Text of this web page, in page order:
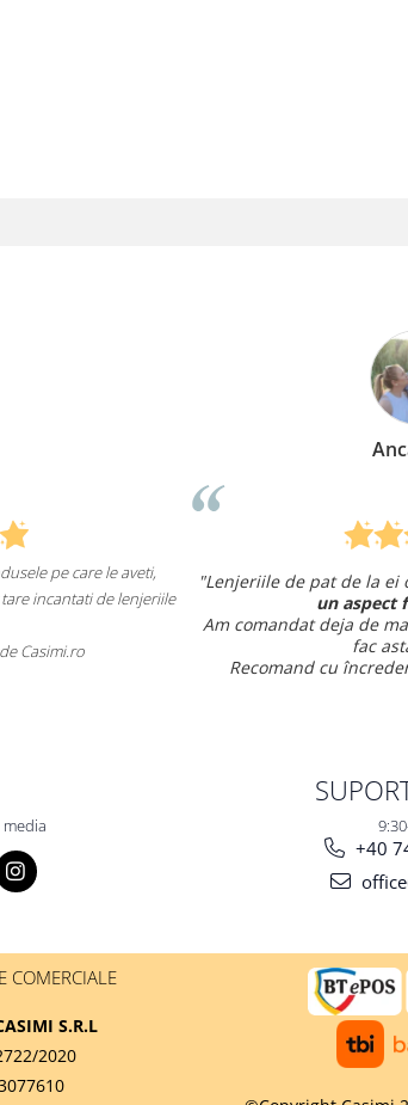
pe care le aveti,
incantati de lenjeriile
Casimi.ro
"Lenjeriile de pat de la ei
un aspect
Am comandat deja de
fac
Recomand cu
+40
COMERCIALE
S.R.L
2020